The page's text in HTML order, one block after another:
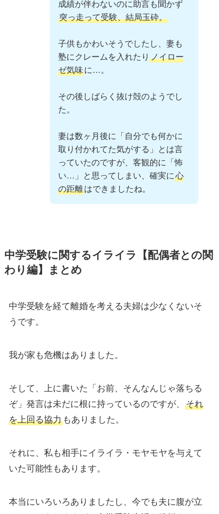
成績が伴わないのに助言も聞かず
突っ走って受験、結局玉砕。
子供もかわいそうでしたし、妻も
塾にクレームを入れたり ノイロー
ゼ気味に…。
その後しばらく抜け殻のようでし
た。
妻は数ヶ月後に「自分でも何かに
取り付かれてた気がする」とは言
っていたのですが、客観的に「怖
い…」と思ってしまい、確実に心
の距離はできましたね。
中学受験に関するイライラ【配偶者との関
わり編】まとめ
中学受験を経て離婚を考える夫婦は少なくないそ
うです。
我が家も危機はありました。
そして、上に書いた「お前、そんなんじゃ落ちる
ぞ」発言は未だに根に持っているのですが、 それ
を上回る協力もありました。
それに、私も相手にイライラ・モヤモヤを与えて
いた可能性もあります。
本当にいろいろありましたし、今でも夫に腹が立